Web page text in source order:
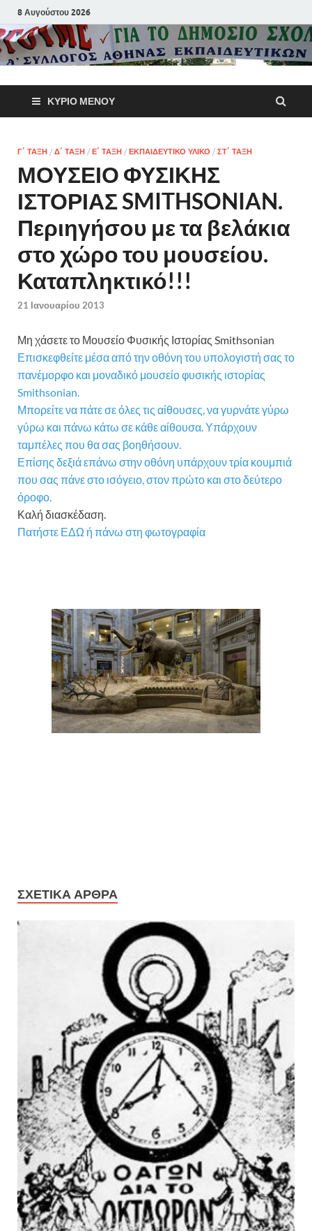
8 Αυγούστου 2026
Α΄
Αθηνών
Π.Ε.
ΚΎΡΙΟ ΜΕΝΟΎ
Γ΄ ΤΆΞΗ / Δ΄ ΤΆΞΗ / Ε΄ ΤΆΞΗ / ΕΚΠΑΙΔΕΥΤΙΚΌ ΥΛΙΚΌ / ΣΤ΄ ΤΆΞΗ
ΜΟΥΣΕΙΟ ΦΥΣΙΚΗΣ
ΙΣΤΟΡΙΑΣ SMITHSONIAN.
Περιηγήσου με τα βελάκια
στο χώρο του μουσείου.
Καταπληκτικό!!!
21 Ιανουαρίου 2013
Μη χάσετε το Μουσείο Φυσικής Ιστορίας Smithsonian
Επισκεφθείτε μέσα από την οθόνη του υπολογιστή σας το
πανέμορφο και μοναδικό μουσείο φυσικής ιστορίας
Smithsonian.
Μπορείτε να πάτε σε όλες τις αίθουσες, να γυρνάτε γύρω
γύρω και πάνω κάτω σε κάθε αίθουσα. Υπάρχουν
ταμπέλες που θα σας βοηθήσουν.
Επίσης δεξιά επάνω στην οθόνη υπάρχουν τρία κουμπιά
που σας πάνε στο ισόγειο, στον πρώτο και στο δεύτερο
όροφο.
Καλή διασκέδαση.
Πατήστε ΕΔΩ ή πάνω στη φωτογραφία
ΣΧΕΤΙΚΆ ΆΡΘΡΑ